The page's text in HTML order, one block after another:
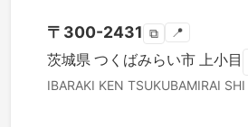
〒 300-2431 ⧉ 📍
茨城県 つくばみらい市 上小目
IBARAKI KEN TSUKUBAMIRAI SHI